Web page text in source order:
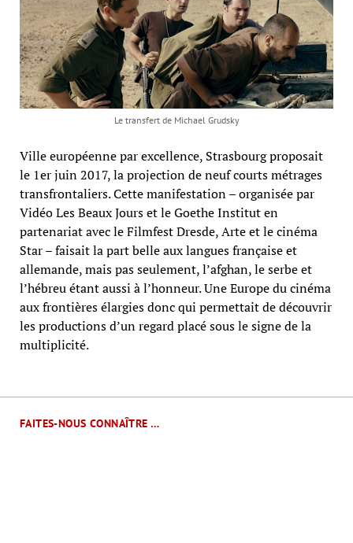
FAITES-NOUS CONNAÎTRE …
Le transfert de Michael Grudsky
Ville européenne par excellence, Strasbourg proposait
le 1er juin 2017, la projection de neuf courts métrages
transfrontaliers. Cette manifestation – organisée par
Vidéo Les Beaux Jours et le Goethe Institut en
partenariat avec le Filmfest Dresde, Arte et le cinéma
Star – faisait la part belle aux langues française et
allemande, mais pas seulement, l’afghan, le serbe et
l’hébreu étant aussi à l’honneur. Une Europe du cinéma
aux frontières élargies donc qui permettait de découvrir
les productions d’un regard placé sous le signe de la
multiplicité.